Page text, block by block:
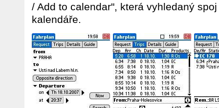
/ Add to calendar", která vyhledaný
kalendáře.